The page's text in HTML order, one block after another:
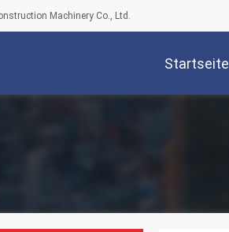
Machinery Co., Ltd.
Startseite